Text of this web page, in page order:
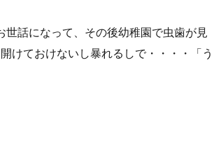
話になって、その後幼稚園で虫歯が見
けておけないし暴れるしで・・・・「う